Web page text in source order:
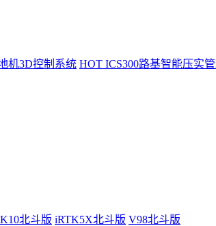
机3D控制系统 HOT ICS300路基智能压实
北斗版 iRTK5X北斗版 V98北斗版